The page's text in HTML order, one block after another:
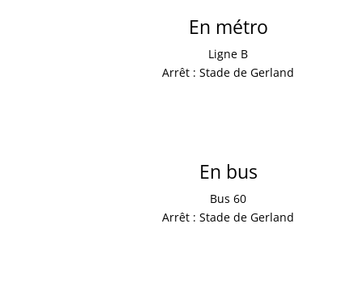
En métro
Ligne B
Arrêt : Stade de Gerland
En bus
Bus 60
Arrêt : Stade de Gerland